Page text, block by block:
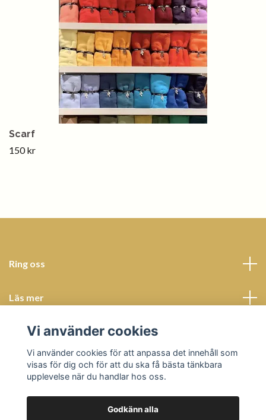
Scarf
150 kr
Ring oss
Läs mer
Sociala medier
Vi använder cookies
Vi använder cookies för att anpassa det innehåll som
visas för dig och för att du ska få bästa tänkbara
upplevelse när du handlar hos oss.
Godkänn alla